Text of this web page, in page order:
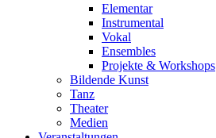
Elementar
Instrumental
Vokal
Ensembles
Projekte & Workshops
Bildende Kunst
Tanz
Theater
Medien